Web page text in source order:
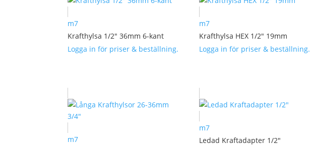
m7
Krafthylsa 1/2″ 36mm 6-kant
Logga in för priser & beställning.
m7
Krafthylsa HEX 1/2″ 19mm
Logga in för priser & beställning.
m7
m7
Ledad Kraftadapter 1/2″